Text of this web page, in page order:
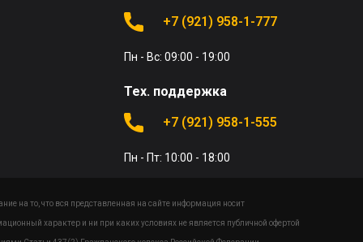
+7 (921) 958-1-777
Пн - Вс: 09:00 - 19:00
Тех. поддержка
+7 (921) 958-1-555
Пн - Пт: 10:00 - 18:00
на то, что вся представленная на сайте информация носит
характер и ни при каких условиях не является публичной офертой